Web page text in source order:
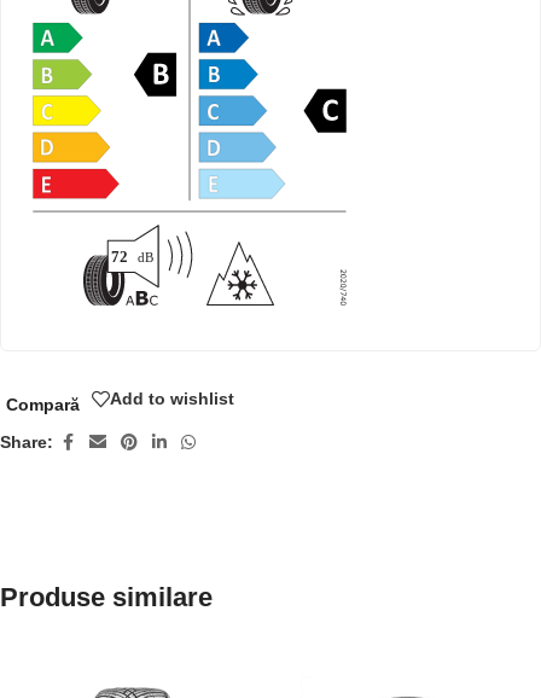
Compară Add to wishlist
Share:
Produse similare